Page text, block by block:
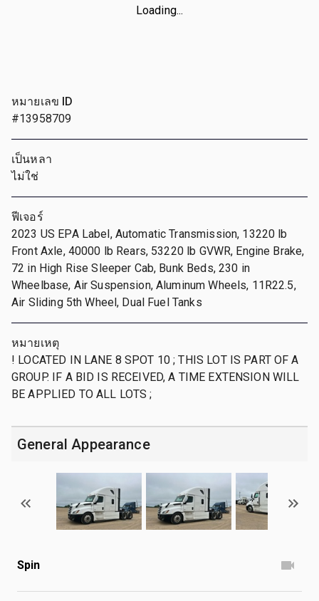
Loading...
หมายเลข ID
#13958709
เป็นหลา
ไม่ใช่
ฟีเจอร์
2023 US EPA Label, Automatic Transmission, 13220 lb
Front Axle, 40000 lb Rears, 53220 lb GVWR, Engine Brake,
72 in High Rise Sleeper Cab, Bunk Beds, 230 in
Wheelbase, Air Suspension, Aluminum Wheels, 11R22.5,
Air Sliding 5th Wheel, Dual Fuel Tanks
หมายเหตุ
! LOCATED IN LANE 8 SPOT 10 ; THIS LOT IS PART OF A
GROUP. IF A BID IS RECEIVED, A TIME EXTENSION WILL
BE APPLIED TO ALL LOTS ;
General Appearance
Spin